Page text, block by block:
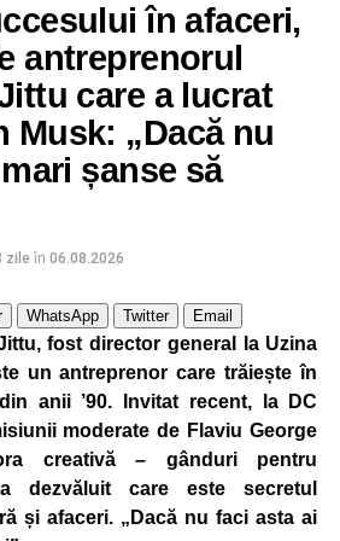
în afaceri,
antreprenorul
care a lucrat
Musk: „Dacă nu
șanse să
zile în 06.08.2026
WhatsApp Twitter Email
fost director general la Uzina
un antreprenor care trăiește în
anii ’90. Invitat recent, la DC
moderate de Flaviu George
creativă – gânduri pentru
dezvăluit care este secretul
și afaceri. „Dacă nu faci asta ai